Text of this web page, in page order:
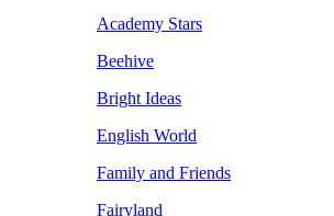
Academy Stars
Beehive
Bright Ideas
English World
Family and Friends
Fairyland